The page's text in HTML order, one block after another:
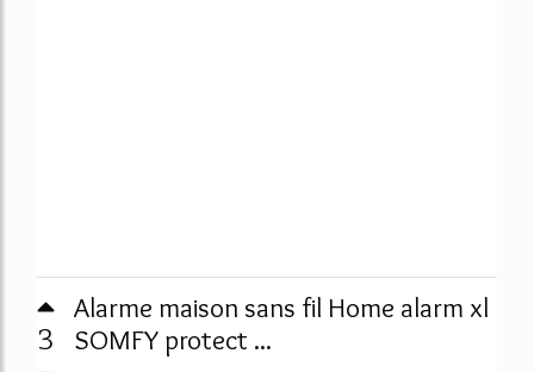
3
Alarme maison sans fil Home alarm xl
SOMFY protect ...